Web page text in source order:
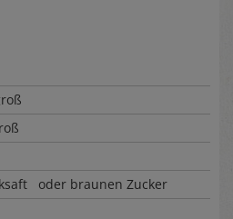
oder braunen Zucker